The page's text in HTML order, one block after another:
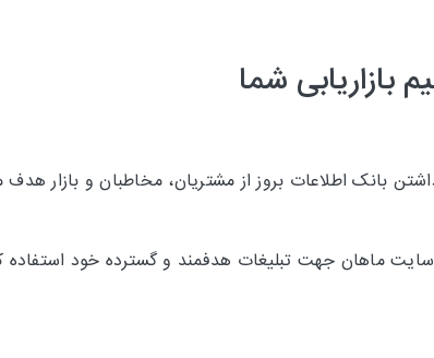
بازاریابی شما
اطلاعات بروز از مشتریان، مخاطبان و بازار هدف
سایت ماهان جهت تبلیغات هدفمند و گسترده خود استفاده